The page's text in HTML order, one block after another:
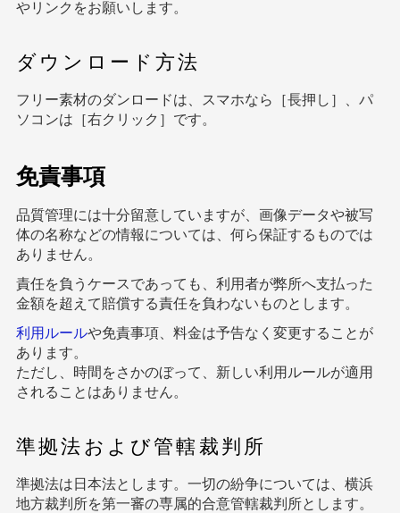
やリンクをお願いします。
ダウンロード方法
フリー素材のダンロードは、スマホなら［長押し］、パ
ソコンは［右クリック］です。
免責事項
品質管理には十分留意していますが、画像データや被写
体の名称などの情報については、何ら保証するものでは
ありません。
責任を負うケースであっても、利用者が弊所へ支払った
金額を超えて賠償する責任を負わないものとします。
利用ルールや免責事項、料金は予告なく変更することが
あります。
ただし、時間をさかのぼって、新しい利用ルールが適用
されることはありません。
準拠法および管轄裁判所
準拠法は日本法とします。一切の紛争については、横浜
地方裁判所を第一審の専属的合意管轄裁判所とします。